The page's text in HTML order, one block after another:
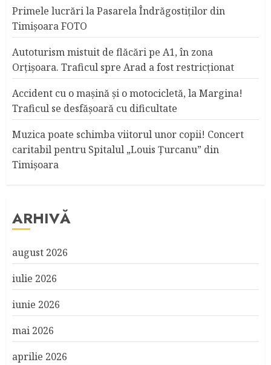
Primele lucrări la Pasarela Îndrăgostiţilor din
Timişoara FOTO
Autoturism mistuit de flăcări pe A1, în zona
Orțișoara. Traficul spre Arad a fost restricționat
Accident cu o maşină şi o motocicletă, la Margina!
Traficul se desfăşoară cu dificultate
Muzica poate schimba viitorul unor copii! Concert
caritabil pentru Spitalul „Louis Ţurcanu” din
Timişoara
ARHIVĂ
august 2026
iulie 2026
iunie 2026
mai 2026
aprilie 2026